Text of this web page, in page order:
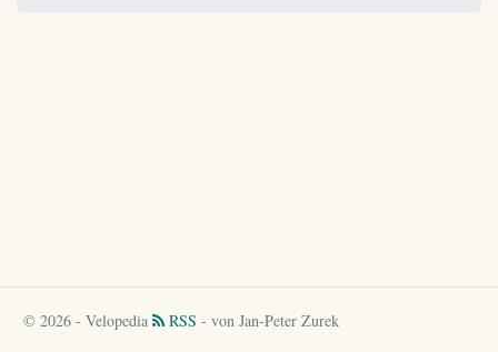
© 2026 - Velopedia RSS - von Jan-Peter Zurek